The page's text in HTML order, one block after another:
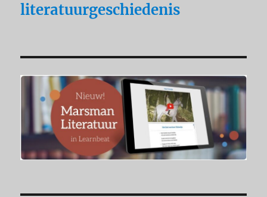
literatuurgeschiedenis